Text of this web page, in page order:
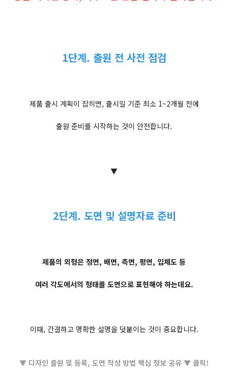
1단계. 출원 전 사전 점검
제품 출시 계획이 잡히면, 출시일 기준 최소 1~2개월 전에
출원 준비를 시작하는 것이 안전합니다.
▼
2단계. 도면 및 설명자료 준비
제품의 외형은 정면, 배면, 측면, 평면, 입체도 등
여러 각도에서의 형태를 도면으로 표현해야 하는데요.
이때, 간결하고 명확한 설명을 덧붙이는 것이 중요합니다.
▼ 디자인 출원 및 등록, 도면 작성 방법 핵심 정보 공유 ▼ 클릭!